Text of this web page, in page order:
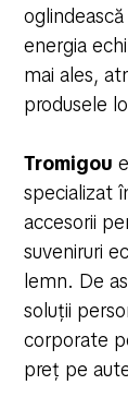
energia
mai ales,
produsele
Tromigou
specializat
accesorii
suveniruri
lemn. De
soluții
corporate
preț pe